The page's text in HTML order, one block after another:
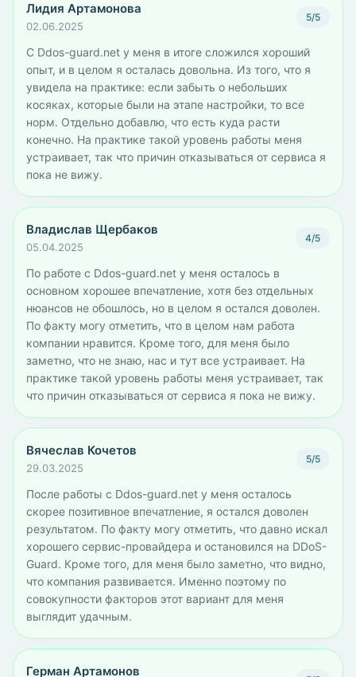
Лидия Артамонова
02.06.2025
5/5
С Ddos-guard.net у меня в итоге сложился хороший
опыт, и в целом я осталась довольна. Из того, что я
увидела на практике: если забыть о небольших
косяках, которые были на этапе настройки, то все
норм. Отдельно добавлю, что есть куда расти
конечно. На практике такой уровень работы меня
устраивает, так что причин отказываться от сервиса я
пока не вижу.
Владислав Щербаков
05.04.2025
4/5
По работе с Ddos-guard.net у меня осталось в
основном хорошее впечатление, хотя без отдельных
нюансов не обошлось, но в целом я остался доволен.
По факту могу отметить, что в целом нам работа
компании нравится. Кроме того, для меня было
заметно, что не знаю, нас и тут все устраивает. На
практике такой уровень работы меня устраивает, так
что причин отказываться от сервиса я пока не вижу.
Вячеслав Кочетов
29.03.2025
5/5
После работы с Ddos-guard.net у меня осталось
скорее позитивное впечатление, я остался доволен
результатом. По факту могу отметить, что давно искал
хорошего сервис-провайдера и остановился на DDoS-
Guard. Кроме того, для меня было заметно, что видно,
что компания развивается. Именно поэтому по
совокупности факторов этот вариант для меня
выглядит удачным.
Герман Артамонов